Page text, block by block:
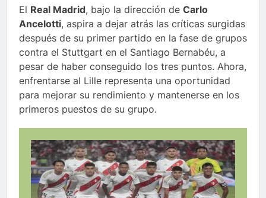
El Real Madrid, bajo la dirección de Carlo
Ancelotti, aspira a dejar atrás las críticas surgidas
después de su primer partido en la fase de grupos
contra el Stuttgart en el Santiago Bernabéu, a
pesar de haber conseguido los tres puntos. Ahora,
enfrentarse al Lille representa una oportunidad
para mejorar su rendimiento y mantenerse en los
primeros puestos de su grupo.